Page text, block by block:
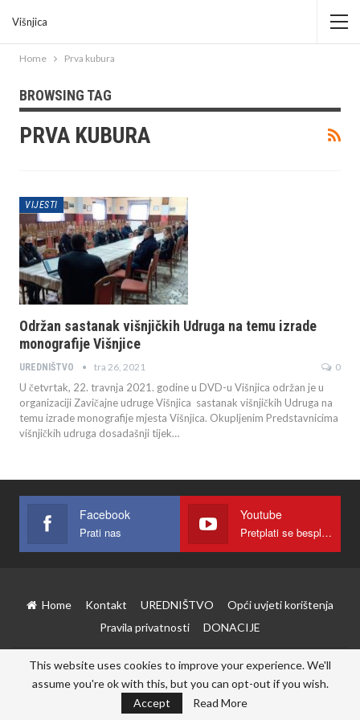
Višnjica
Home Prva kubura
BROWSING TAG
PRVA KUBURA
VIJESTI
Održan sastanak višnjičkih Udruga na temu izrade
monografije Višnjice
UREDNIŠTVO tra 26, 2021 0
U četvrtak, 22. travnja 2021. godine u DVD-u Višnjica održan je u
organizaciji Zavičajne udruge Višnjica sastanak višnjičkih Udruga na
temu izrade monografije mjesta Višnjica. Okupljenim Predstavnicima
višnjičkih udruga dosadašnji tijek…
Facebook
Prati nas
Youtube
Pretplati se besplatno
Home Kontakt UREDNIŠTVO
Opći uvjeti korištenja
Pravila privatnosti
DONACIJE
© 2026 - Višnjica. Sva prava pridržana
This website uses cookies to improve your experience. We'll
assume you're ok with this, but you can opt-out if you wish.
Accept
Read More